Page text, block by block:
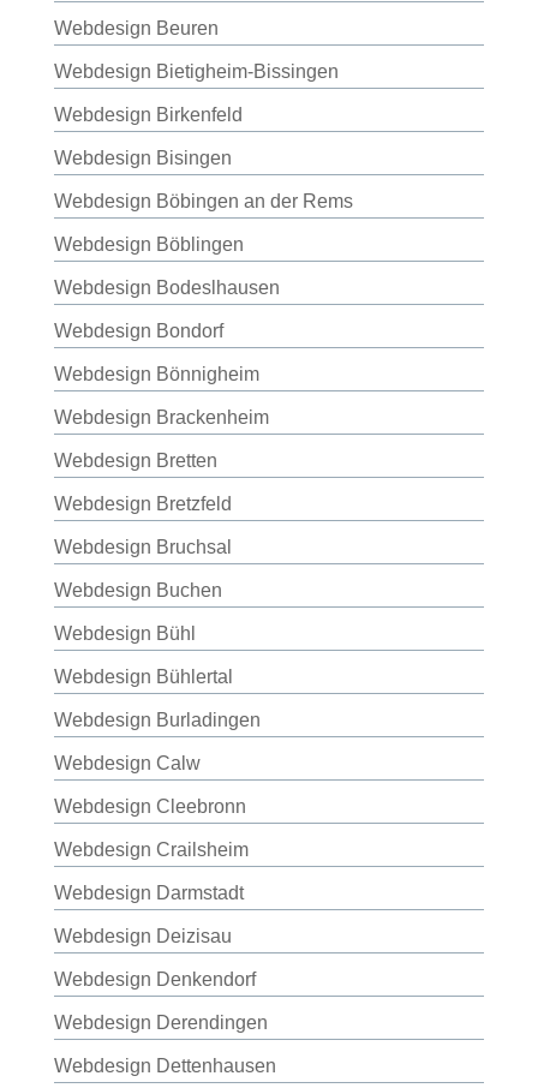
Webdesign Beuren
Webdesign Bietigheim-Bissingen
Webdesign Birkenfeld
Webdesign Bisingen
Webdesign Böbingen an der Rems
Webdesign Böblingen
Webdesign Bodeslhausen
Webdesign Bondorf
Webdesign Bönnigheim
Webdesign Brackenheim
Webdesign Bretten
Webdesign Bretzfeld
Webdesign Bruchsal
Webdesign Buchen
Webdesign Bühl
Webdesign Bühlertal
Webdesign Burladingen
Webdesign Calw
Webdesign Cleebronn
Webdesign Crailsheim
Webdesign Darmstadt
Webdesign Deizisau
Webdesign Denkendorf
Webdesign Derendingen
Webdesign Dettenhausen